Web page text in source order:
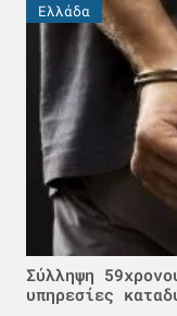
Ελλάδα
Σύλληψη
υπηρεσίες